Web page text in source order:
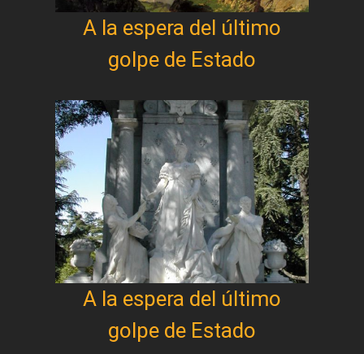
A la espera del último
golpe de Estado
A la espera del último
golpe de Estado